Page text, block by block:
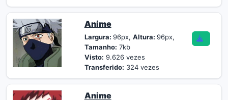
Anime
Largura: 96px, Altura: 96px,
Tamanho: 7kb
Visto: 9.626 vezes
Transferido: 324 vezes
Anime